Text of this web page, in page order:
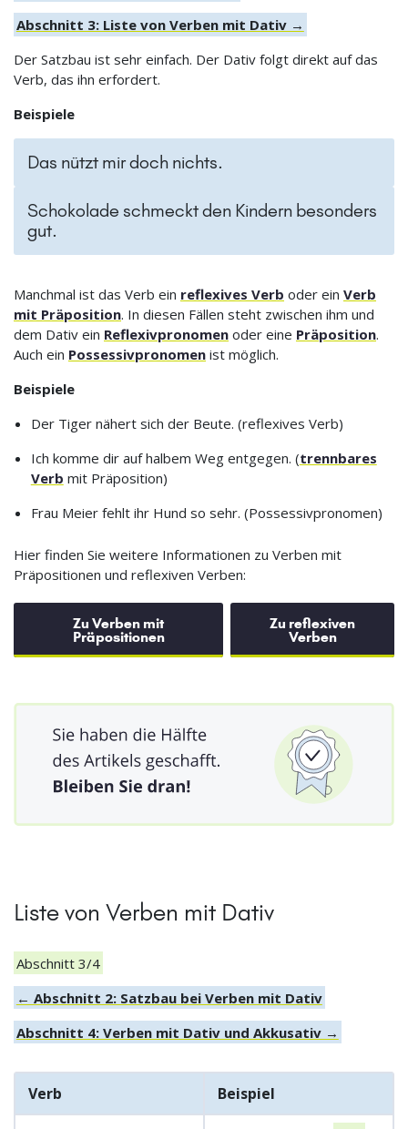
Abschnitt 3: Liste von Verben mit Dativ →
Der Satzbau ist sehr einfach. Der Dativ folgt direkt auf das
Verb, das ihn erfordert.
Beispiele
Das nützt mir doch nichts.
Schokolade schmeckt den Kindern besonders
gut.
Manchmal ist das Verb ein reflexives Verb oder ein Verb
mit Präposition. In diesen Fällen steht zwischen ihm und
dem Dativ ein Reflexivpronomen oder eine Präposition.
Auch ein Possessivpronomen ist möglich.
Beispiele
Der Tiger nähert sich der Beute. (reflexives Verb)
Ich komme dir auf halbem Weg entgegen. (trennbares
Verb mit Präposition)
Frau Meier fehlt ihr Hund so sehr. (Possessivpronomen)
Hier finden Sie weitere Informationen zu Verben mit
Präpositionen und reflexiven Verben:
Zu Verben mit
Präpositionen
Zu reflexiven
Verben
Liste von Verben mit Dativ
Abschnitt 3/4
← Abschnitt 2: Satzbau bei Verben mit Dativ
Abschnitt 4: Verben mit Dativ und Akkusativ →
Verb Beispiel